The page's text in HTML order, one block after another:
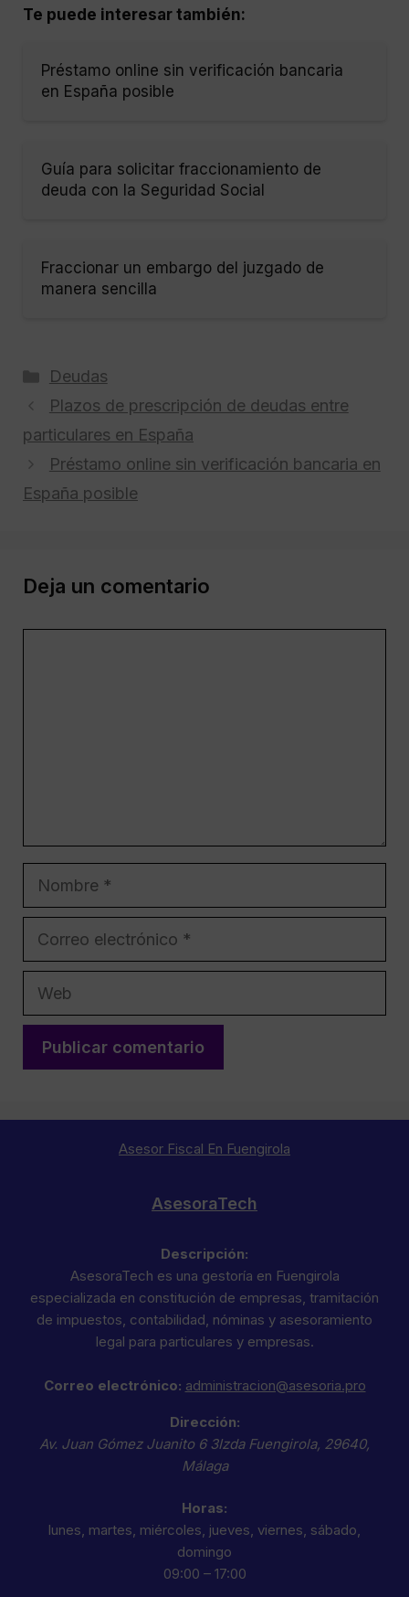
Te puede interesar también:
Préstamo online sin verificación bancaria
en España posible
Guía para solicitar fraccionamiento de
deuda con la Seguridad Social
Fraccionar un embargo del juzgado de
manera sencilla
Categorías
Deudas
Plazos de prescripción de deudas entre
particulares en España
Préstamo online sin verificación bancaria en
España posible
Deja un comentario
Nombre
Correo
Web
Asesor Fiscal En Fuengirola
AsesoraTech
Descripción:
AsesoraTech es una gestoría en Fuengirola
especializada en constitución de empresas, tramitación
de impuestos, contabilidad, nóminas y asesoramiento
legal para particulares y empresas.
Correo electrónico: administracion@asesoria.pro
Dirección:
Av. Juan Gómez Juanito 6 3Izda Fuengirola, 29640,
Málaga
Horas:
lunes, martes, miércoles, jueves, viernes, sábado,
domingo
09:00 – 17:00